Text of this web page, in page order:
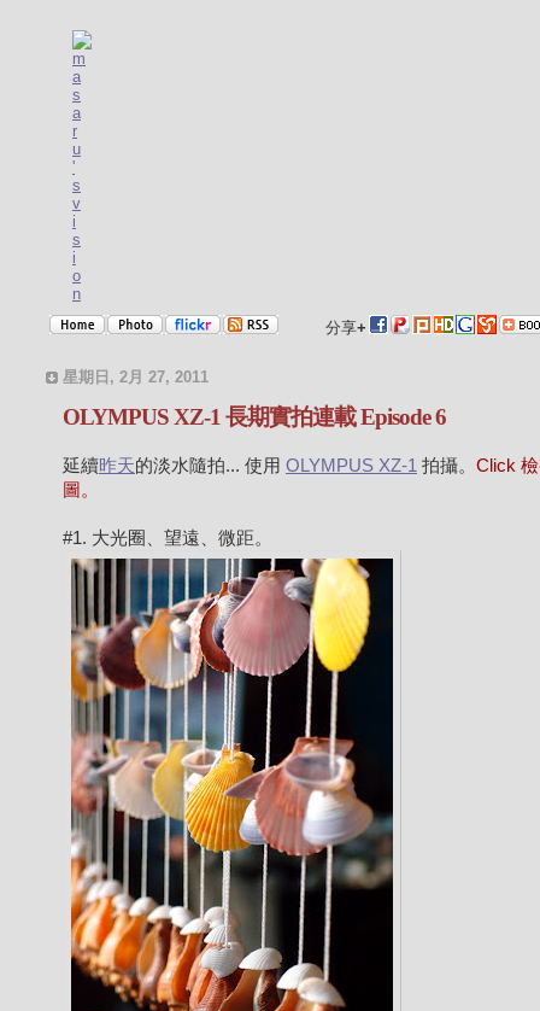
分享+
星期日, 2月 27, 2011
OLYMPUS XZ-1 長期實拍連載 Episode 6
延續昨天的淡水隨拍... 使用 OLYMPUS XZ-1 拍攝。 Click
圖。
#1. 大光圈、望遠、微距。